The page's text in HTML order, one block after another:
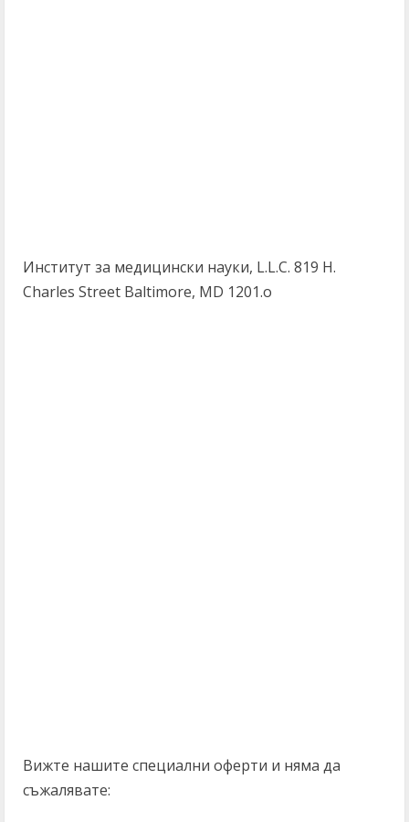
Институт за медицински науки, L.L.C. 819 Н.
Charles Street Baltimore, MD 1201.о
Вижте нашите специални оферти и няма да
съжалявате: